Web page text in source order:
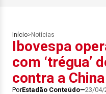
Início> Notícias
Ibovespa
com ‘trégua’
contra a China
PorEstadão Conteúdo 23/04/